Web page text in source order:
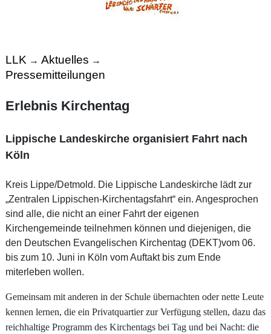
LLK → Aktuelles →
Pressemitteilungen
Erlebnis Kirchentag
Lippische Landeskirche organisiert Fahrt nach
Köln
Kreis Lippe/Detmold. Die Lippische Landeskirche lädt zur
„Zentralen Lippischen-Kirchentagsfahrt“ ein. Angesprochen
sind alle, die nicht an einer Fahrt der eigenen
Kirchengemeinde teilnehmen können und diejenigen, die
den Deutschen Evangelischen Kirchentag (DEKT)vom 06.
bis zum 10. Juni in Köln vom Auftakt bis zum Ende
miterleben wollen.
Gemeinsam mit anderen in der Schule übernachten oder nette Leute
kennen lernen, die ein Privatquartier zur Verfügung stellen, dazu das
reichhaltige Programm des Kirchentags bei Tag und bei Nacht: die